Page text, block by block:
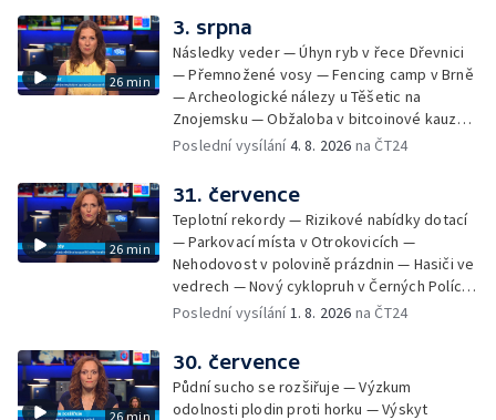
vody v obcích — Vyschlá koryta potoků —
Sdílení strážníků na Brněnsku
26 min
3. srpna
Následky veder — Úhyn ryb v řece Dřevnici
— Přemnožené vosy — Fencing camp v Brně
— Archeologické nálezy u Těšetic na
Znojemsku — Obžaloba v bitcoinové kauze
— Přestavba silnice přes Bzenec na
Zašové — Letní opravy divadel — Český hlas
ve vesmíru
Poslední vysílání4. 8. 2026 na ČT24
26 min
31. července
Teplotní rekordy — Rizikové nabídky dotací
— Parkovací místa v Otrokovicích —
Nehodovost v polovině prázdnin — Hasiči ve
vedrech — Nový cyklopruh v Černých Polích
— Květinová výstava ve Věžkách
Poslední vysílání1. 8. 2026 na ČT24
26 min
30. července
Půdní sucho se rozšiřuje — Výzkum
odolnosti plodin proti horku — Výskyt